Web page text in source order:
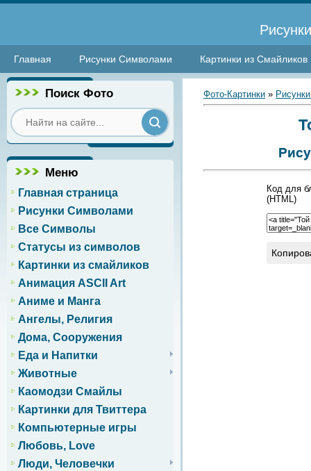
Главная Рисунки Символами Картинки из Смайликов
Поиск Фото
Меню
Главная страница
Рисунки Символами
Все Символы
Статусы из символов
Картинки из смайликов
Анимация ASCII Art
Аниме и Манга
Ангелы, Религия
Дома, Сооружения
Еда и Напитки
Животные
Каомодзи Смайлы
Картинки для Твиттера
Компьютерные игры
Любовь, Love
Люди, Человечки
Фото-Картинки »
Код для
(HTML)